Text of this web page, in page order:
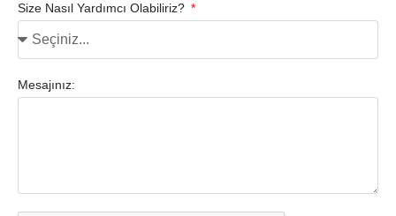
Size Nasıl Yardımcı Olabiliriz?
Mesajınız: